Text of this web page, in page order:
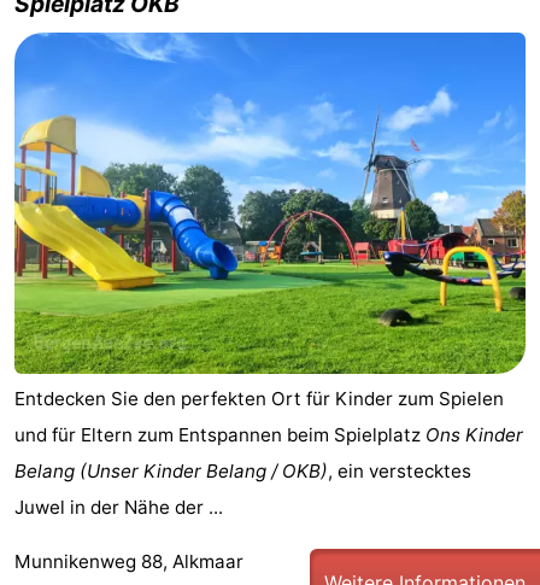
Entdecken Sie den perfekten Ort für Kinder zum Spielen
und für Eltern zum Entspannen beim Spielplatz Ons Kinder
Belang (Unser Kinder Belang / OKB), ein verstecktes
Juwel in der Nähe der ...
Munnikenweg 88, Alkmaar